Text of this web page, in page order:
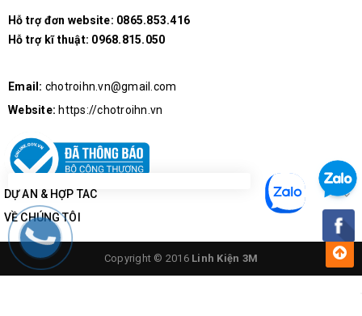
Hỗ trợ đơn website: 0865.853.416
Hỗ trợ kĩ thuật: 0968.815.050
Email: chotroihn.vn@gmail.com
Website: https://chotroihn.vn
DỰ ÁN & HỢP TÁC
VỀ CHÚNG TÔI
Copyright © 2016 Linh Kiện 3M